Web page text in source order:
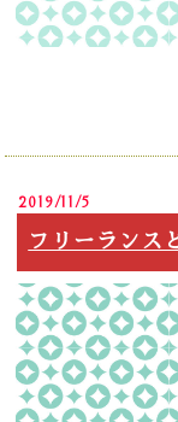
2019/11/5
フリーランス